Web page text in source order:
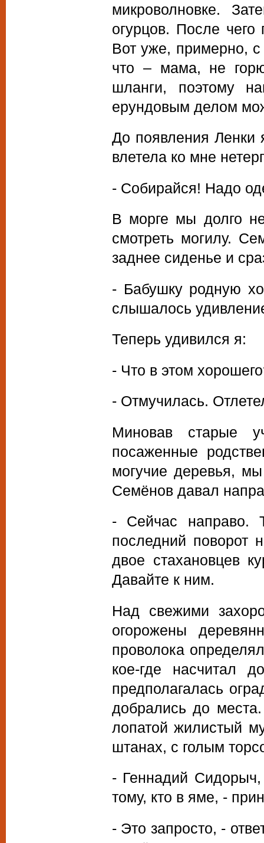
микроволновке.
огурцов. После
Вот уже, примерно,
что – мама, не
шланги, поэтому
ерундовым делом
До появления Ленки
влетела ко мне
- Собирайся! Надо
В морге мы долго
смотреть могилу.
заднее сиденье и
- Бабушку родную
слышалось
Теперь удивился я:
- Что в этом
- Отмучилась.
Миновав старые
посаженные
могучие деревья,
Семёнов давал
- Сейчас направо.
последний поворот
двое стахановцев
Давайте к ним.
Над свежими
огорожены
проволока
кое-где насчитал
предполагалась
добрались до
лопатой жилистый
штанах, с голым
- Геннадий
тому, кто в яме, -
- Это запросто, -